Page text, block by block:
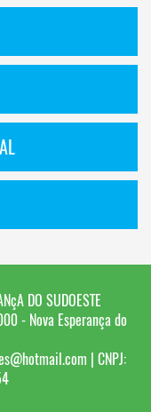
DO SUDOESTE
- Nova Esperança do
| CNPJ: